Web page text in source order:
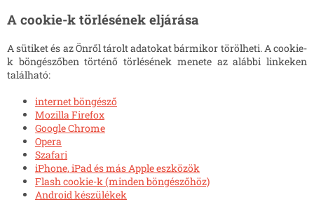
A cookie-k törlésének eljárása
A sütiket és az Önről tárolt adatokat bármikor törölheti. A cookie-
k böngészőben történő törlésének menete az alábbi linkeken
található:
internet böngésző
Mozilla Firefox
Google Chrome
Opera
Szafari
iPhone, iPad és más Apple eszközök
Flashcookie-k (minden böngészőhöz)
Android készülékek